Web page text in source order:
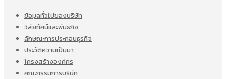
ข้อมูลทั่วไปของบริษัท
วิสัยทัศน์และพันธกิจ
ลักษณะการประกอบธุรกิจ
ประวัติความเป็นมา
โครงสร้างองค์กร
คณะกรรมการบริษัท